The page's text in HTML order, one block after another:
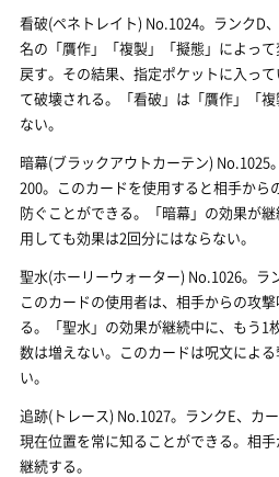
看破(ペネトレイト) No.1024。ランクD
名の「贋作」「複製」「擬態」によっ
戻す。その結果、指定ポケットに入っ
て破壊される。「看破」は「贋作」「
ない。
暗幕(ブラックアウトカーテン) No.1025
200。このカードを使用すると相手から
防ぐことができる。「暗幕」の効果が
用しても効果は2回分にはならない。
聖水(ホーリーウォーター) No.1026。ラ
このカードの使用者は、相手からの攻
る。「聖水」の効果が継続中に、もう1
数は増えない。このカードは呪文によ
い。
追跡(トレース) No.1027。ランクE、カ
現在位置を常に知ることができる。相
継続する。